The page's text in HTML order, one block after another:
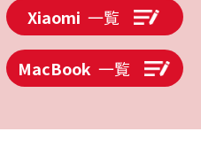
Xiaomi 一覧
MacBook 一覧